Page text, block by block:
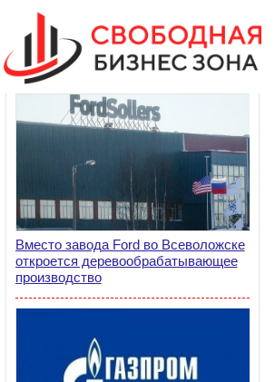
Вместо завода Ford во Всеволожске
откроется деревообрабатывающее
производство